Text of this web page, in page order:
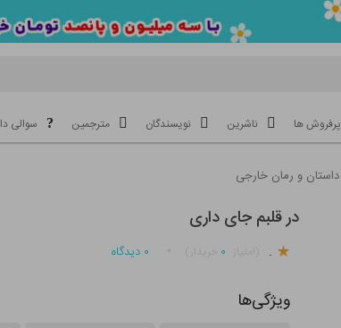
پرفروش ها ناشرین نویسندگان مترجمین سوالی
داستان و رمان خارجی
در قلبم جای داری
. ۰ ۰ دیدگاه
ویژگی‌ها